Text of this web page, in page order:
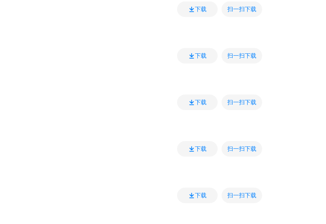
下载 扫一扫下载
下载 扫一扫下载
下载 扫一扫下载
下载 扫一扫下载
下载 扫一扫下载